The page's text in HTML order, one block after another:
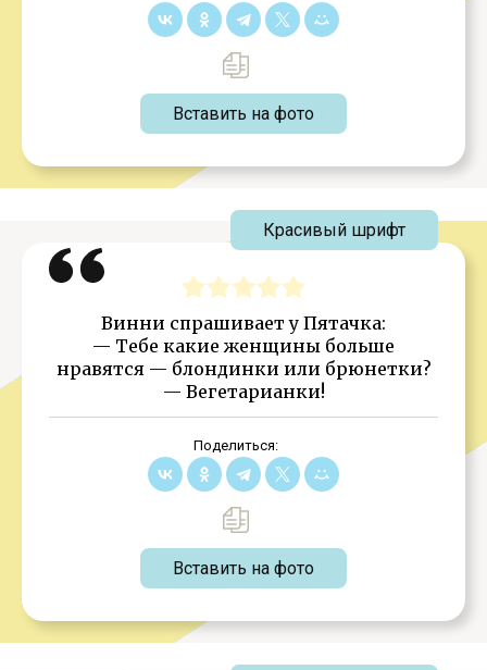
Вставить на фото
Винни спрашивает у Пятачка:
— Тебе какие женщины больше
нравятся — блондинки или брюнетки?
— Вегетарианки!
Поделиться:
Вставить на фото
Красивый шрифт